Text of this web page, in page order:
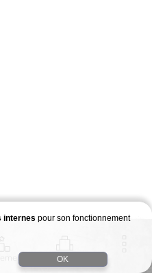
Stages
internes pour son fonctionnement
OK